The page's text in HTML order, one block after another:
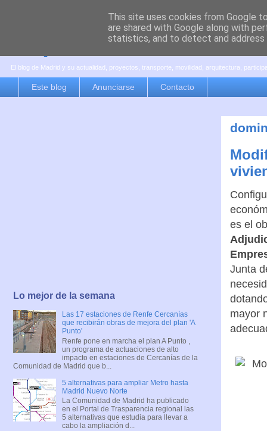
es por madrid
El blog de Madrid y su actualidad, proyectos, transporte, movilidad, arquitectura,
Este blog Anunciarse Contacto
es el
Junta
mayor
Lo mejor de la semana
Las 17 estaciones de Renfe Cercanías
que recibirán obras de mejora del plan 'A
Punto'
Renfe pone en marcha el plan A Punto ,
un programa de actuaciones de alto
impacto en estaciones de Cercanías de la
Comunidad de Madrid que b...
5 alternativas para ampliar Metro hasta
Madrid Nuevo Norte
La Comunidad de Madrid ha publicado
en el Portal de Trasparencia regional las
5 alternativas que estudia para llevar a
cabo la ampliación d...
This site uses cookies from Google
are shared with Google along with
statistics, and to detect and address